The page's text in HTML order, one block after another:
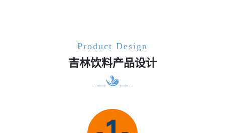
Product Design
吉林饮料产品设计